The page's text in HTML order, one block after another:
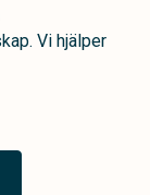
Vi hjälper